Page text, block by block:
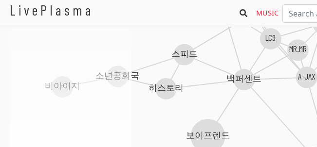
LivePlasma MUSIC
A-JAX
백퍼센트
보이프렌드
MR.MR
스피드
테이스티
LC9
히스토리
소년공화국
M.I.B
비아이지
SHU-I